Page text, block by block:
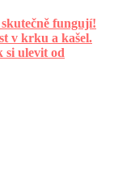
fungují!
v krku a kašel.
si ulevit od